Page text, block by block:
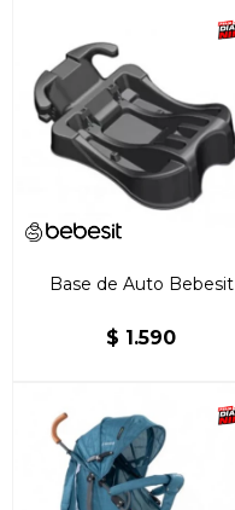
Base de Auto Bebesit
$ 1.590